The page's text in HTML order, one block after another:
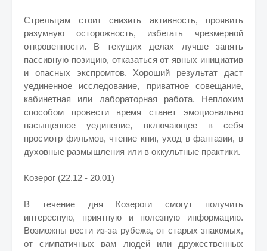
Стрельцам стоит снизить активность, проявить
разумную осторожность, избегать чрезмерной
откровенности. В текущих делах лучше занять
пассивную позицию, отказаться от явных инициатив
и опасных экспромтов. Хороший результат даст
уединенное исследование, приватное совещание,
кабинетная или лабораторная работа. Неплохим
способом провести время станет эмоционально
насыщенное уединение, включающее в себя
просмотр фильмов, чтение книг, уход в фантазии, в
духовные размышления или в оккультные практики.
Козерог (22.12 - 20.01)
В течение дня Козероги смогут получить
интересную, приятную и полезную информацию.
Возможны вести из-за рубежа, от старых знакомых,
от симпатичных вам людей или дружественных